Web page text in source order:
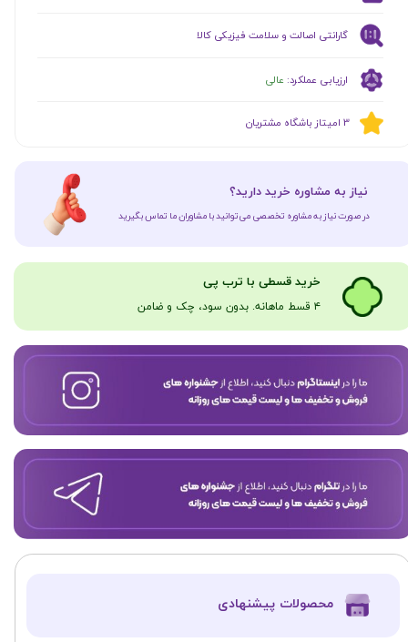
گارانتی اصالت و سلامت فیزیکی کالا
ارزیابی عملکرد: عالی
​​3 امیتاز باشگاه مشتریان
​نیاز به مشاوره خرید دارید؟
در صورت نیاز به مشاوره تخصصی می‌توانید با مشاوران ما تماس بگیرید
​​​خرید قسطی با ترب پی
۴ قسط ماهانه. بدون سود، چک و ضامن​​​​​​​
​محصولات پیشنهادی